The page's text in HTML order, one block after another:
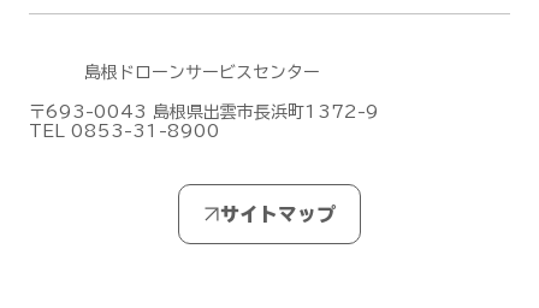
Mic Mini 2S」を発表しました！
島根ドローンサービスセンター
〒693-0043 島根県出雲市長浜町1372-9
TEL 0853-31-8900